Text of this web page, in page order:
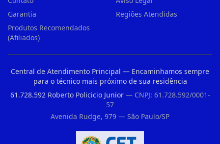
Garantia
Regiões Atendidas
Produtos Recomendados
(Afiliados)
Central de Atendimento Principal — Encaminhamos sempre
para o técnico mais próximo de sua residência
61.728.592 Roberto Policicio Junior— CNPJ: 61.728.592/0001-
57
Avenida Rudge, 979 — São Paulo/SP